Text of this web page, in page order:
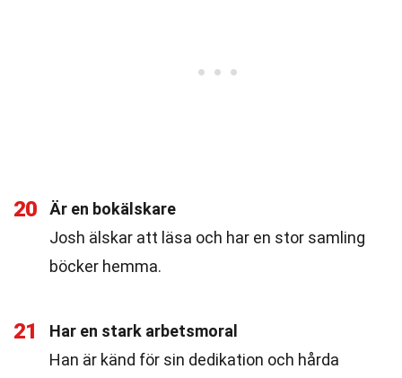
20
Är en bokälskare
Josh älskar att läsa och har en stor samling
böcker hemma.
21
Har en stark arbetsmoral
Han är känd för sin dedikation och hårda